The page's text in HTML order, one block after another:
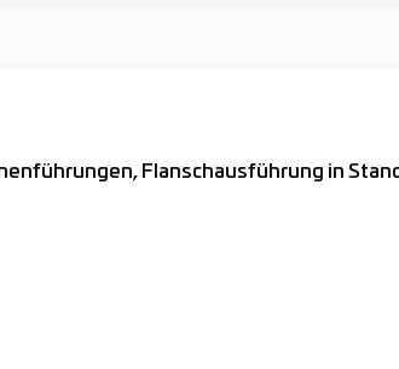
Flanschausführung in